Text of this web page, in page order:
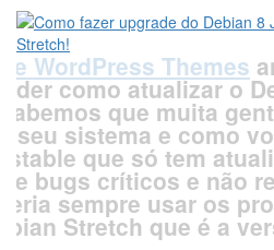
WordPress Themes
como atualizar o
que muita
seu sistema e como
que só tem
bugs críticos e não
sempre usar os
Stretch que é a